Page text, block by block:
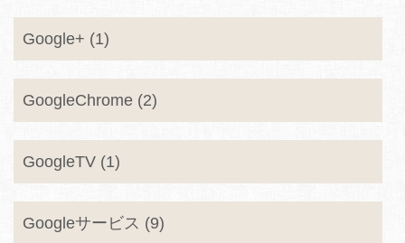
Google+ (1)
GoogleChrome (2)
GoogleTV (1)
Googleサービス (9)